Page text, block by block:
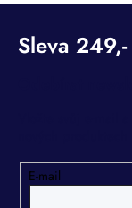
E-mail